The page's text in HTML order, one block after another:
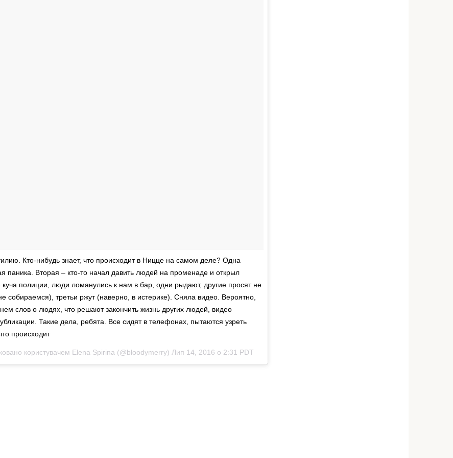
Кто-нибудь знает, что происходит в Ницце на самом деле? Одна
паника. Вторая – кто-то начал давить людей на променаде и открыл
куча полиции, люди ломанулись к нам в бар, одни рыдают, другие просят не
собираемся), третьи ржут (наверно, в истерике). Сняла видео. Вероятно,
нем слов о людях, что решают закончить жизнь других людей, видео
Такие дела, ребята. Все сидят в телефонах, пытаются узреть
происходит
користувачем Elena Spirina (@bloodymerry) Лип 14, 2016 о 2:31 PDT